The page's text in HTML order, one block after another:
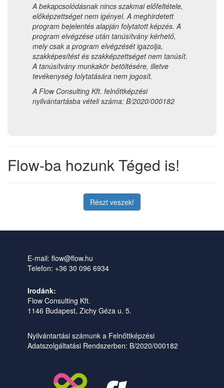
A bekapcsolódásnak nincs szakmai előfeltétele,
előképzettséget nem igényel. A meghirdetett
program bejelentés alapján folytatott képzés. A
program elvégzése után tanúsítvány kérhető,
mely csak a program elvégzését igazolja,
szakképesítést és szakképzettséget nem tanúsít.
A tanúsítvány munkakör betöltésére, illetve
tevékenység folytatására nem jogosít.
A Flow Consulting Kft. felnőttképzési
nyilvántartásba vételi száma: B/2020/000182
Flow-ba hozunk Téged is!
Részt veszek!
E-mail: flow@flow.hu
Telefon: +36 30 096 6934
Irodánk:
Flow Consulting Kft.
1146 Budapest, Zichy Géza u. 5.
Nyilvántartási számunk a Felnőttképzési
Adatszolgáltatási Rendszerben: B/2020/000182